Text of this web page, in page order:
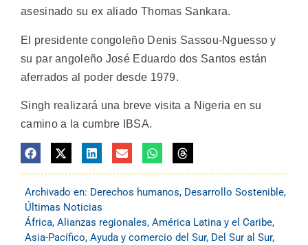
asesinado su ex aliado Thomas Sankara.
El presidente congoleño Denis Sassou-Nguesso y
su par angoleño José Eduardo dos Santos están
aferrados al poder desde 1979.
Singh realizará una breve visita a Nigeria en su
camino a la cumbre IBSA.
Archivado en: Derechos humanos, Desarrollo Sostenible,
Últimas Noticias
África, Alianzas regionales, América Latina y el Caribe,
Asia-Pacífico, Ayuda y comercio del Sur, Del Sur al Sur,